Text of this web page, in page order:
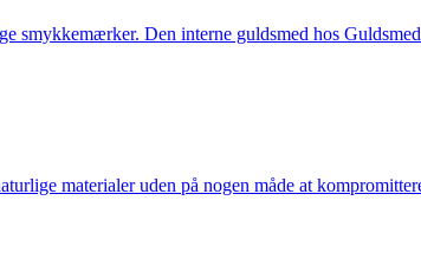
Den interne guldsmed hos
materialer uden på nogen måde at